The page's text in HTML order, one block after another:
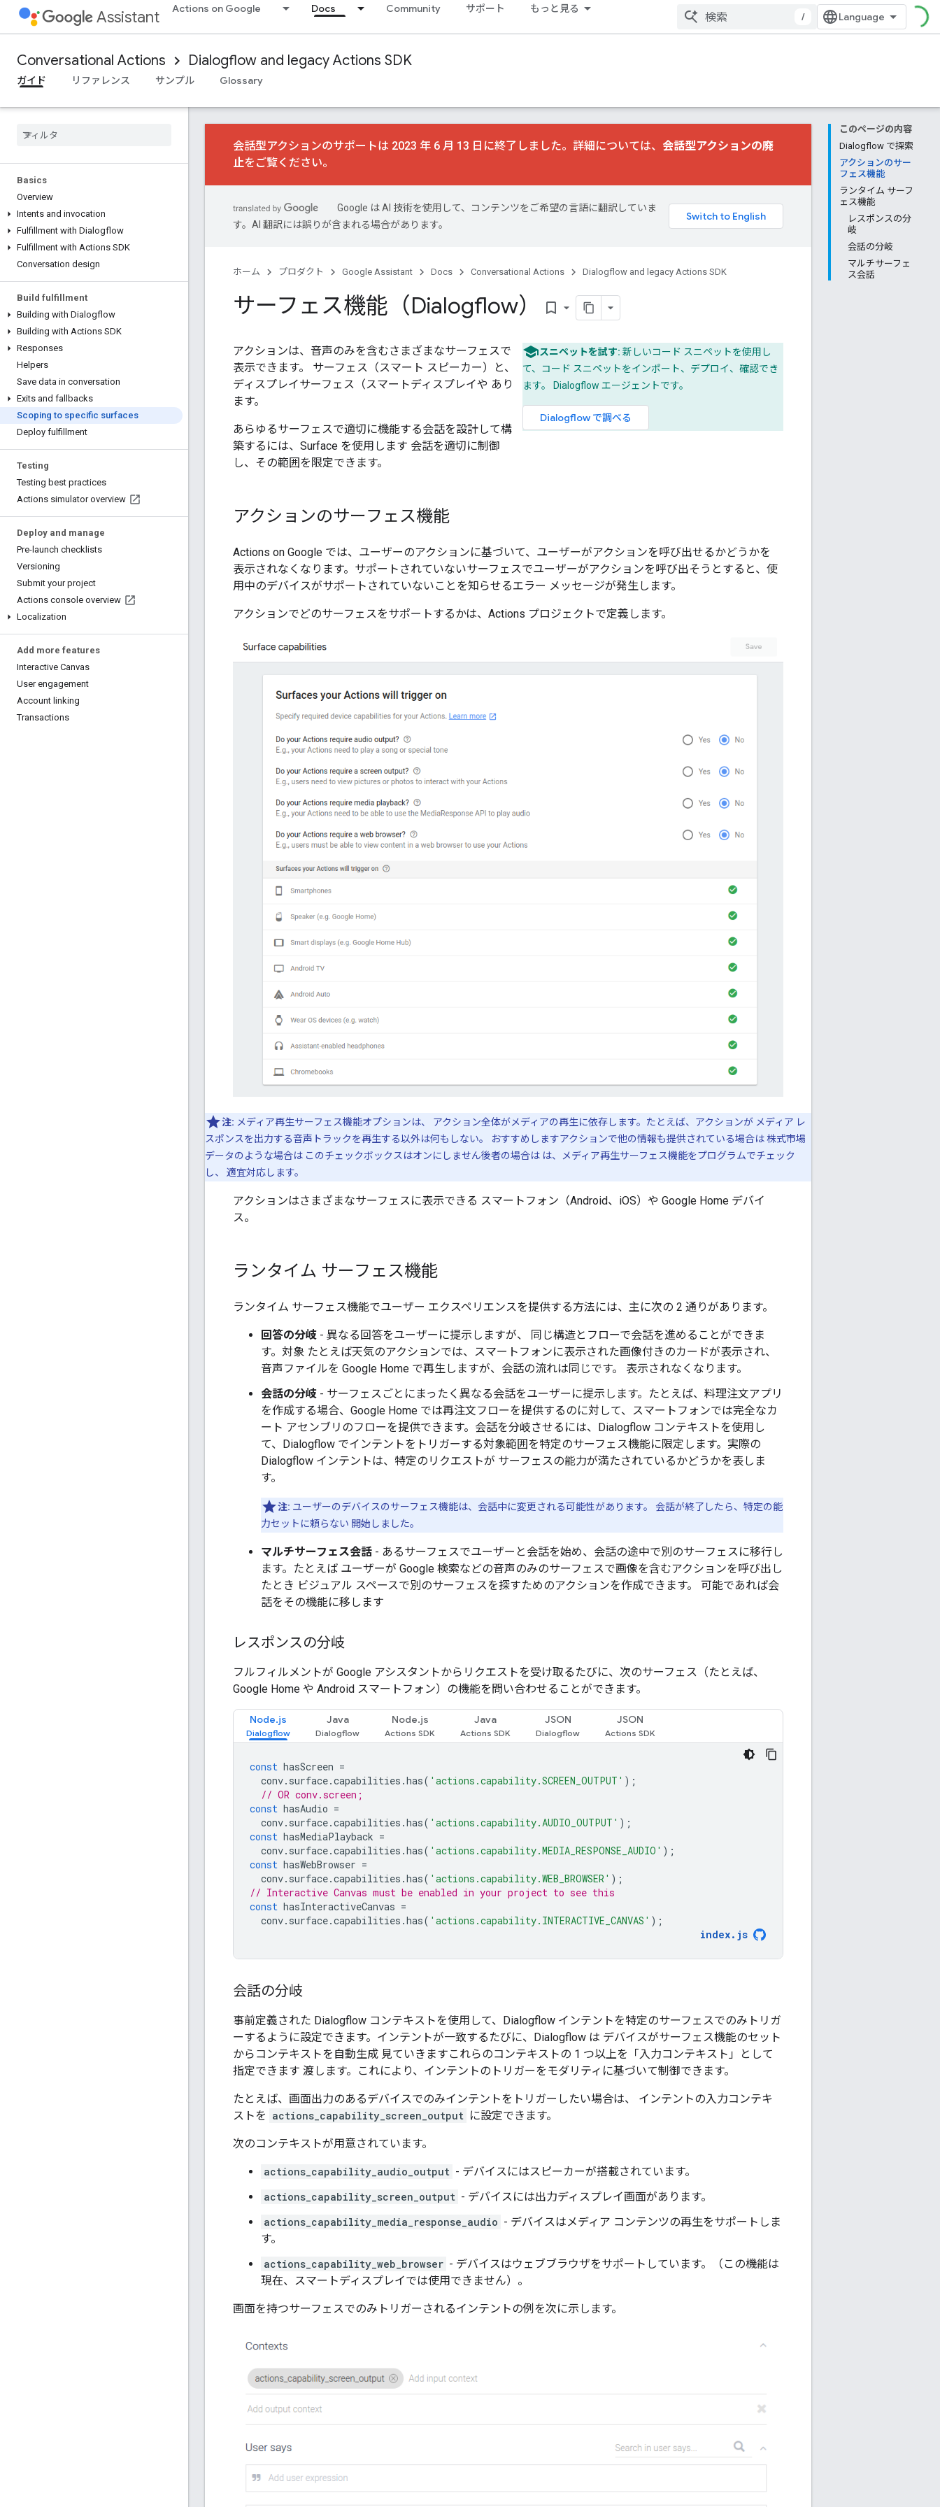
Assistant Actions on Google Docs Community サポート もっと見る
/
Conversational Actions Dialogflow and legacy Actions SDK
ガイド リファレンス サンプル Glossary
Basics
Overview
Intents and invocation
Fulfillment with Dialogflow
Fulfillment with Actions SDK
Conversation design
Build fulfillment
Building with Dialogflow
Building with Actions SDK
Responses
Helpers
Save data in conversation
Exits and fallbacks
Scoping to specific surfaces
Deploy fulfillment
Testing
Testing best practices
Actions simulator overview
Deploy and manage
Pre-launch checklists
Versioning
Submit your project
Actions console overview
Localization
Add more features
Interactive Canvas
User engagement
Account linking
Transactions
このページの内容
Dialogflow で探索
アクションのサー
フェス機能
ランタイム サーフ
ェス機能
レスポンスの分
岐
会話の分岐
マルチサーフェ
ス会話
会話型アクションのサポートは 2023 年 6 月 13 日に終了しました。詳細については、 会話型アクションの廃
止をご覧ください。
Google は AI 技術を使用して、コンテンツをご希望の言語に翻訳していま
す。AI 翻訳には誤りが含まれる場合があります。
ホーム プロダクト Google Assistant Docs Conversational Actions Dialogflow and legacy Actions SDK
サーフェス機能（Dialogflow） bookmark_border
スニペットを試す: 新しいコード スニペットを使用し
て、コード スニペットをインポート、デプロイ、確認でき
ます。 Dialogflow エージェントです。
Dialogflow で調べる
アクションは、音声のみを含むさまざまなサーフェスで
表示できます。 サーフェス（スマート スピーカー）と、
ディスプレイサーフェス（スマートディスプレイや あり
ます。
あらゆるサーフェスで適切に機能する会話を設計して構
築するには、Surface を使用します 会話を適切に制御
し、その範囲を限定できます。
アクションのサーフェス機能
Actions on Google では、ユーザーのアクションに基づいて、ユーザーがアクションを呼び出せるかどうかを
表示されなくなります。サポートされていないサーフェスでユーザーがアクションを呼び出そうとすると、使
用中のデバイスがサポートされていないことを知らせるエラー メッセージが発生します。
アクションでどのサーフェスをサポートするかは、Actions プロジェクトで定義します。
注: メディア再生サーフェス機能オプションは、 アクション全体がメディアの再生に依存します。たとえば、アクションが メディア レ
スポンスを出力する音声トラックを再生する以外は何もしない。 おすすめしますアクションで他の情報も提供されている場合は 株式市場
データのような場合は このチェックボックスはオンにしません後者の場合は は、メディア再生サーフェス機能をプログラムでチェック
し、 適宜対応します。
アクションはさまざまなサーフェスに表示できる スマートフォン（Android、iOS）や Google Home デバイ
ス。
ランタイム サーフェス機能
ランタイム サーフェス機能でユーザー エクスペリエンスを提供する方法には、主に次の 2 通りがあります。
回答の分岐 - 異なる回答をユーザーに提示しますが、 同じ構造とフローで会話を進めることができま
す。対象 たとえば天気のアクションでは、スマートフォンに表示された画像付きのカードが表示され、
音声ファイルを Google Home で再生しますが、会話の流れは同じです。 表示されなくなります。
会話の分岐 - サーフェスごとにまったく異なる会話をユーザーに提示します。たとえば、料理注文アプリ
を作成する場合、Google Home では再注文フローを提供するのに対して、スマートフォンでは完全なカ
ート アセンブリのフローを提供できます。会話を分岐させるには、Dialogflow コンテキストを使用し
て、Dialogflow でインテントをトリガーする対象範囲を特定のサーフェス機能に限定します。実際の
Dialogflow インテントは、特定のリクエストが サーフェスの能力が満たされているかどうかを表しま
す。
注: ユーザーのデバイスのサーフェス機能は、会話中に変更される可能性があります。 会話が終了したら、特定の能
力セットに頼らない 開始しました。
マルチサーフェス会話 - あるサーフェスでユーザーと会話を始め、会話の途中で別のサーフェスに移行し
ます。たとえば ユーザーが Google 検索などの音声のみのサーフェスで画像を含むアクションを呼び出し
たとき ビジュアル スペースで別のサーフェスを探すためのアクションを作成できます。 可能であれば会
話をその機能に移します
レスポンスの分岐
フルフィルメントが Google アシスタントからリクエストを受け取るたびに、次のサーフェス（たとえば、
Google Home や Android スマートフォン）の機能を問い合わせることができます。
Node.js Java Node.js Java JSON JSON
const hasScreen =
conv. surface.capabilities .has( 'actions.capability.SCREEN_OUTPUT' );
// OR conv.screen;
const hasAudio =
conv. surface.capabilities .has( 'actions.capability.AUDIO_OUTPUT' );
const hasMediaPlayback =
conv. surface.capabilities .has( 'actions.capability.MEDIA_RESPONSE_AUDIO' );
const hasWebBrowser =
conv. surface.capabilities .has( 'actions.capability.WEB_BROWSER' );
// Interactive Canvas must be enabled in your project to see this
const hasInteractiveCanvas =
conv. surface.capabilities .has( 'actions.capability.INTERACTIVE_CANVAS' );
index. js
会話の分岐
事前定義された Dialogflow コンテキストを使用して、Dialogflow インテントを特定のサーフェスでのみトリガ
ーするように設定できます。インテントが一致するたびに、Dialogflow は デバイスがサーフェス機能のセット
からコンテキストを自動生成 見ていきますこれらのコンテキストの 1 つ以上を「入力コンテキスト」として
指定できます 渡します。これにより、インテントのトリガーをモダリティに基づいて制御できます。
たとえば、画面出力のあるデバイスでのみインテントをトリガーしたい場合は、 インテントの入力コンテキ
ストを actions_capability_screen_output に設定できます。
次のコンテキストが用意されています。
actions_capability_audio_output - デバイスにはスピーカーが搭載されています。
actions_capability_screen_output - デバイスには出力ディスプレイ画面があります。
actions_capability_media_response_audio - デバイスはメディア コンテンツの再生をサポートしま
す。
actions_capability_web_browser - デバイスはウェブブラウザをサポートしています。（この機能は
現在、スマートディスプレイでは使用できません）。
画面を持つサーフェスでのみトリガーされるインテントの例を次に示します。